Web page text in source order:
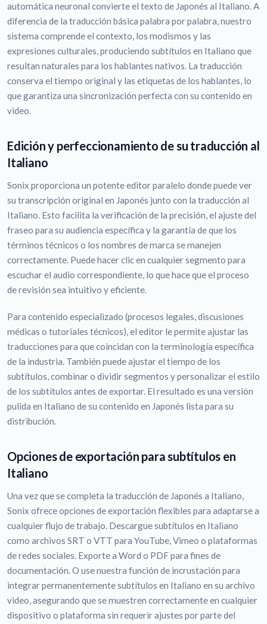
automática neuronal convierte el texto de Japonés al Italiano. A
diferencia de la traducción básica palabra por palabra, nuestro
sistema comprende el contexto, los modismos y las
expresiones culturales, produciendo subtítulos en Italiano que
resultan naturales para los hablantes nativos. La traducción
conserva el tiempo original y las etiquetas de los hablantes, lo
que garantiza una sincronización perfecta con su contenido en
video.
Edición y perfeccionamiento de su traducción al
Italiano
Sonix proporciona un potente editor paralelo donde puede ver
su transcripción original en Japonés junto con la traducción al
Italiano. Esto facilita la verificación de la precisión, el ajuste del
fraseo para su audiencia específica y la garantía de que los
términos técnicos o los nombres de marca se manejen
correctamente. Puede hacer clic en cualquier segmento para
escuchar el audio correspondiente, lo que hace que el proceso
de revisión sea intuitivo y eficiente.
Para contenido especializado (procesos legales, discusiones
médicas o tutoriales técnicos), el editor le permite ajustar las
traducciones para que coincidan con la terminología específica
de la industria. También puede ajustar el tiempo de los
subtítulos, combinar o dividir segmentos y personalizar el estilo
de los subtítulos antes de exportar. El resultado es una versión
pulida en Italiano de su contenido en Japonés lista para su
distribución.
Opciones de exportación para subtítulos en
Italiano
Una vez que se completa la traducción de Japonés a Italiano,
Sonix ofrece opciones de exportación flexibles para adaptarse a
cualquier flujo de trabajo. Descargue subtítulos en Italiano
como archivos SRT o VTT para YouTube, Vimeo o plataformas
de redes sociales. Exporte a Word o PDF para fines de
documentación. O use nuestra función de incrustación para
integrar permanentemente subtítulos en Italiano en su archivo
video, asegurando que se muestren correctamente en cualquier
dispositivo o plataforma sin requerir ajustes por parte del